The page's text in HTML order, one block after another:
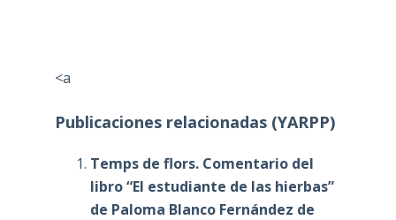
<a
Publicaciones relacionadas (YARPP)
Temps de flors. Comentario del
libro “El estudiante de las hierbas”
de Paloma Blanco Fernández de